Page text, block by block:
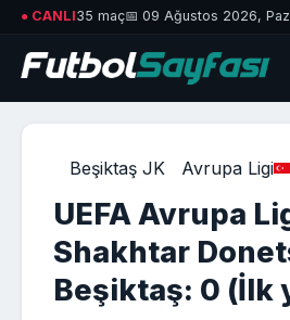
● CANLI35 maç📅 09 Ağustos 2026,
Beşiktaş JK Avrupa Ligi
UEFA Avrupa
Shakhtar
Beşiktaş: 0 (İlk